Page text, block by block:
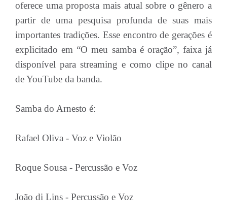
oferece uma proposta mais atual sobre o gênero a
partir de uma pesquisa profunda de suas mais
importantes tradições. Esse encontro de gerações é
explicitado em “O meu samba é oração”, faixa já
disponível para streaming e como clipe no canal
de YouTube da banda.
Samba do Arnesto é:
Rafael Oliva - Voz e Violão
Roque Sousa - Percussão e Voz
João di Lins - Percussão e Voz